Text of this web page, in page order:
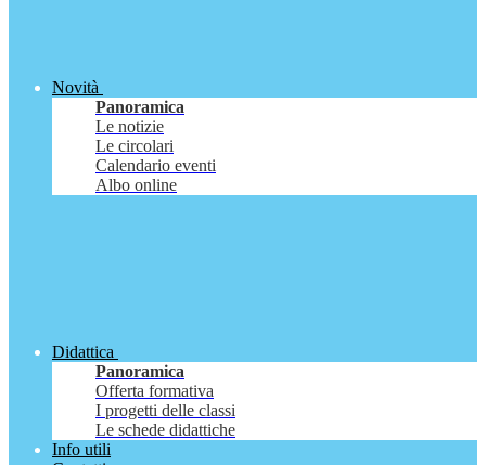
Novità
Panoramica
Le notizie
Le circolari
Calendario eventi
Albo online
Didattica
Panoramica
Offerta formativa
I progetti delle classi
Le schede didattiche
Info utili